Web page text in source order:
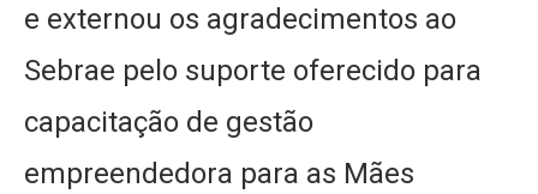
e externou os agradecimentos ao
Sebrae pelo suporte oferecido para
capacitação de gestão
empreendedora para as Mães